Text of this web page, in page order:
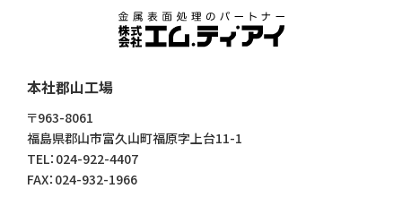
本社郡山工場
〒963-8061
福島県郡山市富久山町福原字上台11-1
TEL：024-922-4407
FAX：024-932-1966